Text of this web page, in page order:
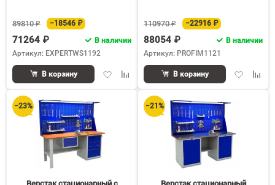
89810 ₽ −18546 ₽
71264 ₽
В наличии
Артикул: EXPERTWS1192
ДобавитьДобавить
сравнению
В корзину
110970 ₽ −22916 ₽
88054 ₽
В наличии
Артикул: PROFIM1121
Добавить
В корзину
−23% −21%